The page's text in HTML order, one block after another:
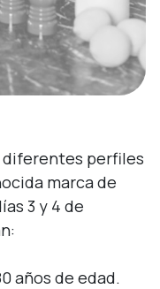
diferentes perfiles
marca de
3 y 4 de
años de edad.